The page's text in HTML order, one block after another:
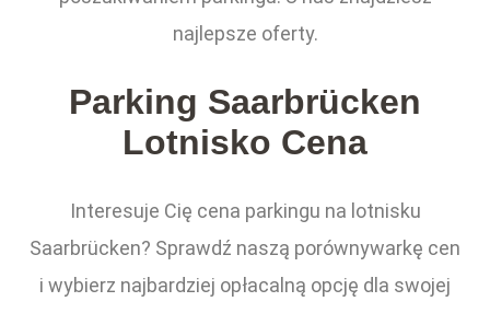
najlepsze oferty.
Parking Saarbrücken
Lotnisko Cena
Interesuje Cię cena parkingu na lotnisku
Saarbrücken? Sprawdź naszą porównywarkę cen
i wybierz najbardziej opłacalną opcję dla swojej